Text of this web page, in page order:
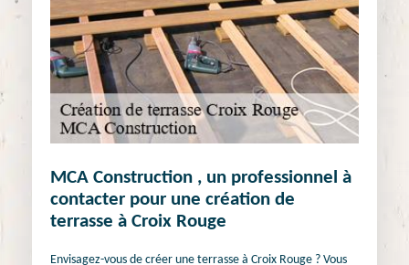
MCA Construction , un professionnel à
contacter pour une création de
terrasse à Croix Rouge
Envisagez-vous de créer une terrasse à Croix Rouge ? Vous